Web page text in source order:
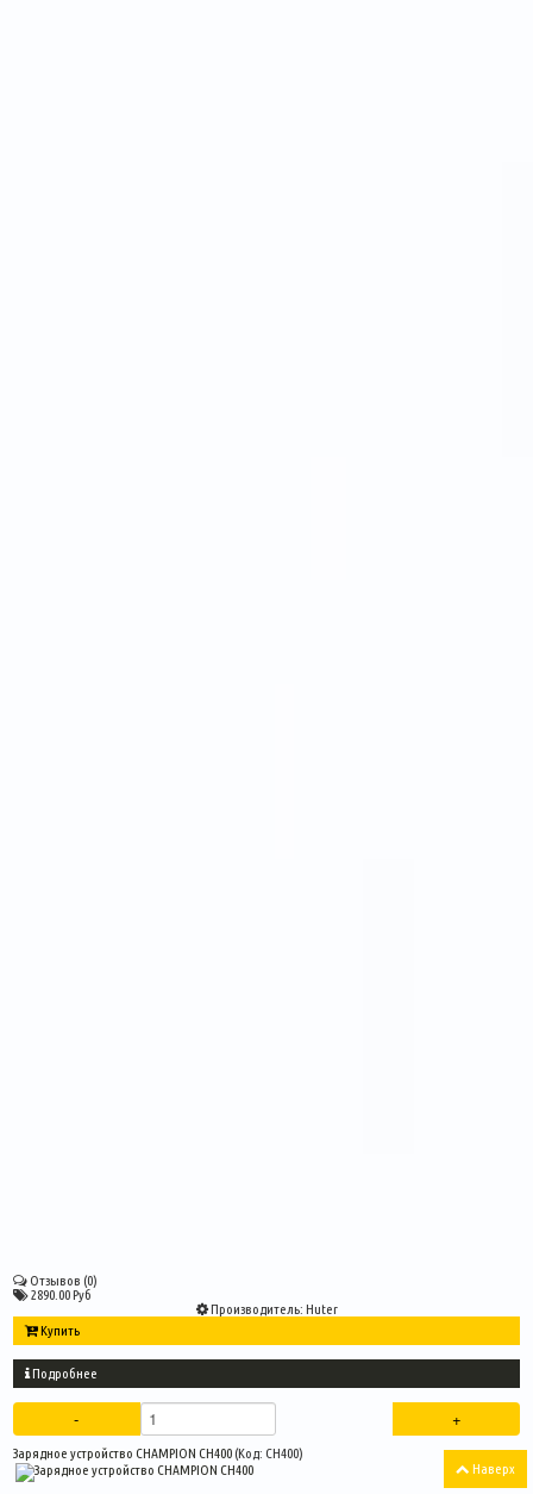
Отзывов (0)
2890.00 Руб
Производитель: Huter
Купить
Подробнее
Зарядное устройство CHAMPION CH400 (Код: CH400)
Наверх